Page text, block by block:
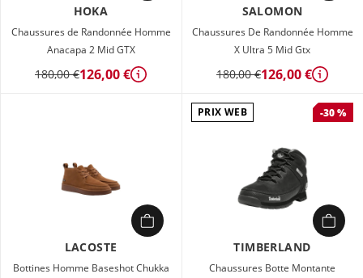
HOKA
Chaussures de Randonnée Homme
Anacapa 2 Mid GTX
180,00 €126,00 € Détails
SALOMON
Chaussures De Randonnée Homme
X Ultra 5 Mid Gtx
180,00 €126,00 € Détails
LACOSTE
Bottines Homme Baseshot Chukka
PRIX WEB -30 %
TIMBERLAND
Chaussures Botte Montante